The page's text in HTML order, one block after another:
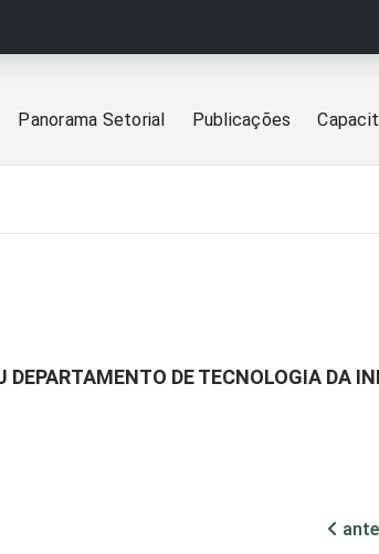
Panorama Setorial Publicações
DE TECNOLOGIA DA